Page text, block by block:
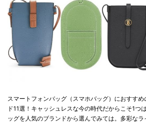
スマートフォンバッグ（スマホバッグ）におすす
ド11選！キャッシュレスな今の時代だからこそ1つ
ッグを人気のブランドから選んでみては。多彩なラ